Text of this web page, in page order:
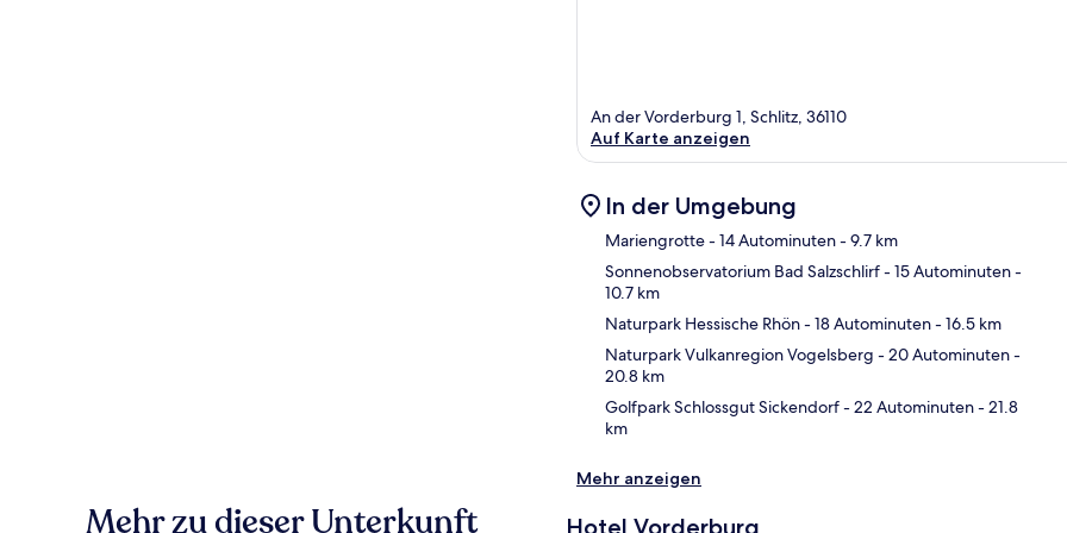
An der Vorderburg 1, Schlitz, 36110
Auf Karte anzeigen
In der Umgebung
Mariengrotte- 14 Autominuten- 9.7 km
Sonnenobservatorium Bad Salzschlirf- 15 Autominuten-
10.7 km
Naturpark Hessische Rhön- 18 Autominuten- 16.5 km
Naturpark Vulkanregion Vogelsberg - 20 Autominuten-
20.8 km
Golfpark Schlossgut Sickendorf- 22 Autominuten- 21.8
km
Mehr anzeigen
Mehr zu dieser Unterkunft Hotel Vorderburg